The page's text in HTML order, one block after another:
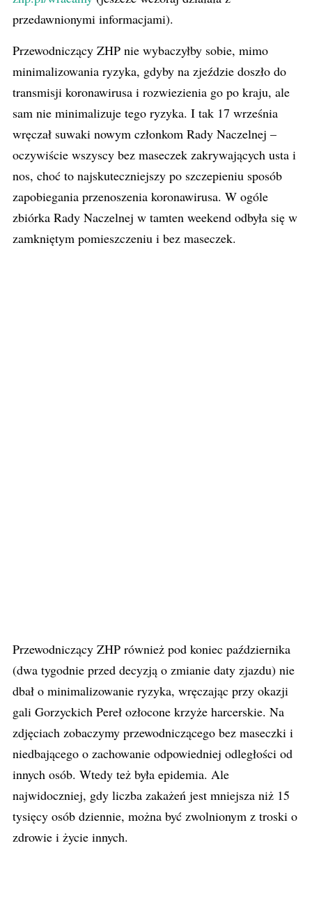
przedawnionymi informacjami).
Przewodniczący ZHP nie wybaczyłby sobie, mimo
minimalizowania ryzyka, gdyby na zjeździe doszło do
transmisji koronawirusa i rozwiezienia go po kraju, ale
sam nie minimalizuje tego ryzyka. I tak 17 września
wręczał suwaki nowym członkom Rady Naczelnej –
oczywiście wszyscy bez maseczek zakrywających usta i
nos, choć to najskuteczniejszy po szczepieniu sposób
zapobiegania przenoszenia koronawirusa. W ogóle
zbiórka Rady Naczelnej w tamten weekend odbyła się w
zamkniętym pomieszczeniu i bez maseczek.
Przewodniczący ZHP również pod koniec października
(dwa tygodnie przed decyzją o zmianie daty zjazdu) nie
dbał o minimalizowanie ryzyka, wręczając przy okazji
gali Gorzyckich Pereł ozłocone krzyże harcerskie. Na
zdjęciach zobaczymy przewodniczącego bez maseczki i
niedbającego o zachowanie odpowiedniej odległości od
innych osób. Wtedy też była epidemia. Ale
najwidoczniej, gdy liczba zakażeń jest mniejsza niż 15
tysięcy osób dziennie, można być zwolnionym z troski o
zdrowie i życie innych.